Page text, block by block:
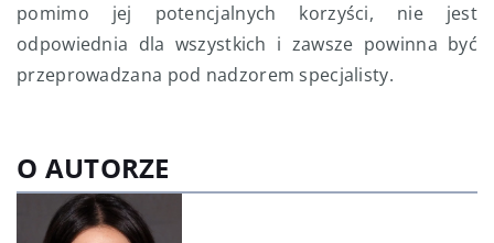
pomimo jej potencjalnych korzyści, nie jest
odpowiednia dla wszystkich i zawsze powinna być
przeprowadzana pod nadzorem specjalisty.
O AUTORZE